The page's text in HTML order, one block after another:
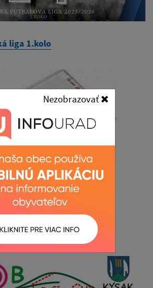
Nezobrazovať
liga 1.kolo
2026